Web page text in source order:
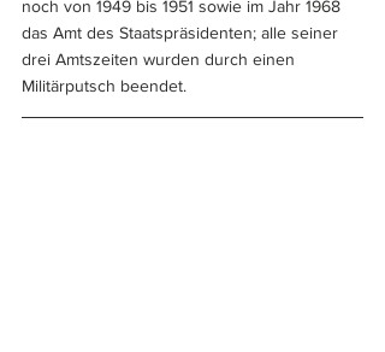
noch von 1949 bis 1951 sowie im Jahr 1968
das Amt des Staatspräsidenten; alle seiner
drei Amtszeiten wurden durch einen
Militärputsch beendet.